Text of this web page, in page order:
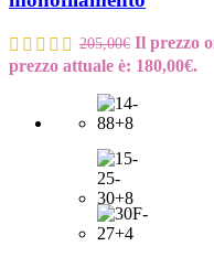
205,00€ Il prezzo
prezzo attuale è: 180,00€.